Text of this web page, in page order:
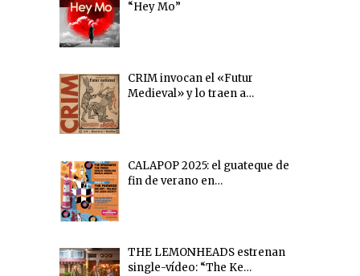
“Hey Mo”
CRIM invocan el «Futur
Medieval» y lo traen a…
CALAPOP 2025: el guateque de
fin de verano en…
THE LEMONHEADS estrenan
single-vídeo: “The Ke…